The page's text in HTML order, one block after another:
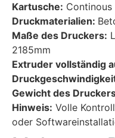
Kartusche: Continous
Druckmaterialien:
Maße des Druckers:
2185mm
Extruder vollständig
Gewicht des
Hinweis: Volle
oder